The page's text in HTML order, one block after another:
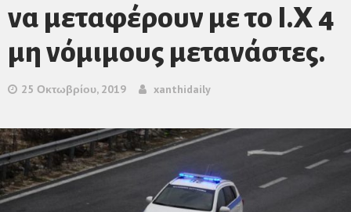
να μεταφέρουν με το Ι.Χ 4
μη νόμιμους μετανάστες.
25 Οκτωβρίου, 2019 xanthidaily